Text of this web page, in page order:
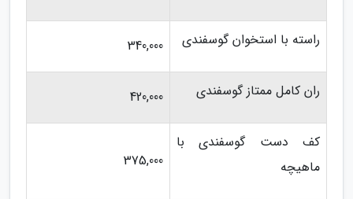
راسته با استخوان گوسفندی 340,000
ران کامل ممتاز گوسفندی 420,000
کف دست گوسفندی با
ماهیچه
375,000